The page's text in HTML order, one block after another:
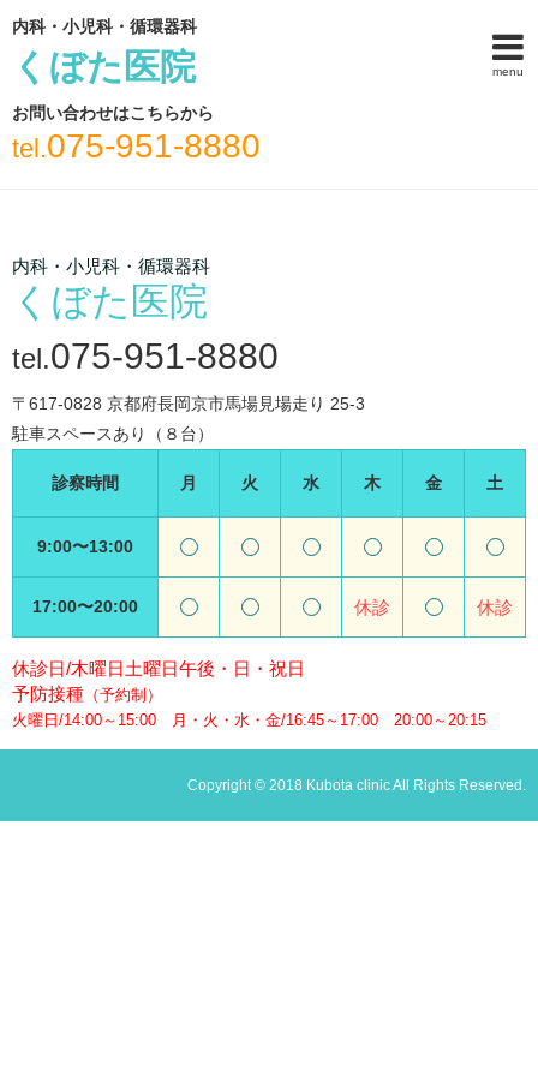
menu
内科・小児科・循環器科
くぼた医院
お問い合わせはこちらから
tel.075-951-8880
内科・小児科・循環器科
くぼた医院
tel.075-951-8880
〒617-0828 京都府長岡京市馬場見場走り 25-3
駐車スペースあり（８台）
診察時間 月 火 水 木 金 土
9:00〜13:00
17:00〜20:00 休診 休診
休診日/木曜日土曜日午後・日・祝日
予防接種 （予約制）
火曜日/14:00～15:00 月・火・水・金/16:45～17:00 20:00～20:15
Copyright © 2018 Kubota clinic All Rights Reserved.